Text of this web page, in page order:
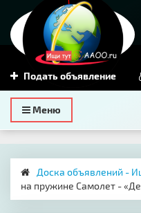
Подать объявление
Toggle
navigation
Меню
Доска объявлений -
на пружине Самолет -